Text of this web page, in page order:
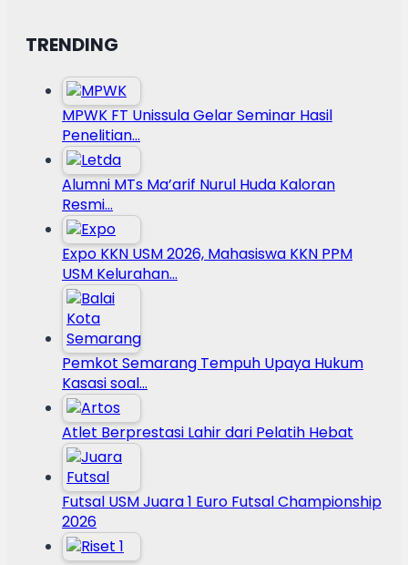
TRENDING
MPWK FT Unissula Gelar Seminar Hasil
Penelitian…
Alumni MTs Ma’arif Nurul Huda Kaloran
Resmi…
Expo KKN USM 2026, Mahasiswa KKN PPM
USM Kelurahan…
Pemkot Semarang Tempuh Upaya Hukum
Kasasi soal…
Atlet Berprestasi Lahir dari Pelatih Hebat
Futsal USM Juara 1 Euro Futsal Championship
2026